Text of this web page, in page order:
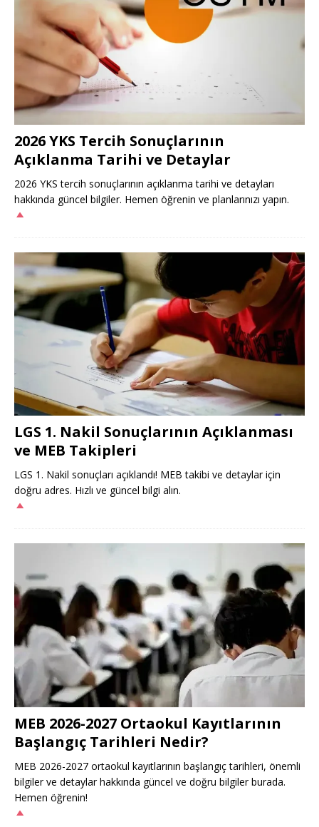
2026 YKS Tercih Sonuçlarının
Açıklanma Tarihi ve Detaylar
2026 YKS tercih sonuçlarının açıklanma tarihi ve detayları
hakkında güncel bilgiler. Hemen öğrenin ve planlarınızı yapın.
LGS 1. Nakil Sonuçlarının Açıklanması
ve MEB Takipleri
LGS 1. Nakil sonuçları açıklandı! MEB takibi ve detaylar için
doğru adres. Hızlı ve güncel bilgi alın.
MEB 2026-2027 Ortaokul Kayıtlarının
Başlangıç Tarihleri Nedir?
MEB 2026-2027 ortaokul kayıtlarının başlangıç tarihleri, önemli
bilgiler ve detaylar hakkında güncel ve doğru bilgiler burada.
Hemen öğrenin!